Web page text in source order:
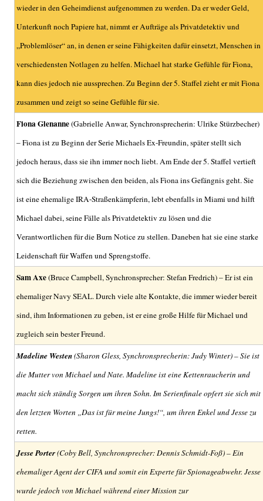
wieder in den Geheimdienst aufgenommen zu werden. Da er weder Geld,
Unterkunft noch Papiere hat, nimmt er Aufträge als Privatdetektiv und
„Problemlöser“ an, in denen er seine Fähigkeiten dafür einsetzt, Menschen in
verschiedensten Notlagen zu helfen. Michael hat starke Gefühle für Fiona,
kann dies jedoch nie aussprechen. Zu Beginn der 5. Staffel zieht er mit Fiona
zusammen und zeigt so seine Gefühle für sie.
Fiona Glenanne(Gabrielle Anwar, Synchronsprecherin: Ulrike Stürzbecher)
– Fiona ist zu Beginn der Serie Michaels Ex-Freundin, später stellt sich
jedoch heraus, dass sie ihn immer noch liebt. Am Ende der 5. Staffel vertieft
sich die Beziehung zwischen den beiden, als Fiona ins Gefängnis geht. Sie
ist eine ehemalige IRA-Straßenkämpferin, lebt ebenfalls in Miami und hilft
Michael dabei, seine Fälle als Privatdetektiv zu lösen und die
Verantwortlichen für die Burn Notice zu stellen. Daneben hat sie eine starke
Leidenschaft für Waffen und Sprengstoffe.
Sam Axe(Bruce Campbell, Synchronsprecher: Stefan Fredrich) – Er ist ein
ehemaliger Navy SEAL. Durch viele alte Kontakte, die immer wieder bereit
sind, ihm Informationen zu geben, ist er eine große Hilfe für Michael und
zugleich sein bester Freund.
Madeline Westen(Sharon Gless, Synchronsprecherin: Judy Winter) – Sie ist
die Mutter von Michael und Nate. Madeline ist eine Kettenraucherin und
macht sich ständig Sorgen um ihren Sohn. Im Serienfinale opfert sie sich mit
den letzten Worten „Das ist für meine Jungs!“, um ihren Enkel und Jesse zu
retten.
Jesse Porter(Coby Bell, Synchronsprecher: Dennis Schmidt-Foß) – Ein
ehemaliger Agent der CIFA und somit ein Experte für Spionageabwehr. Jesse
wurde jedoch von Michael während einer Mission zur